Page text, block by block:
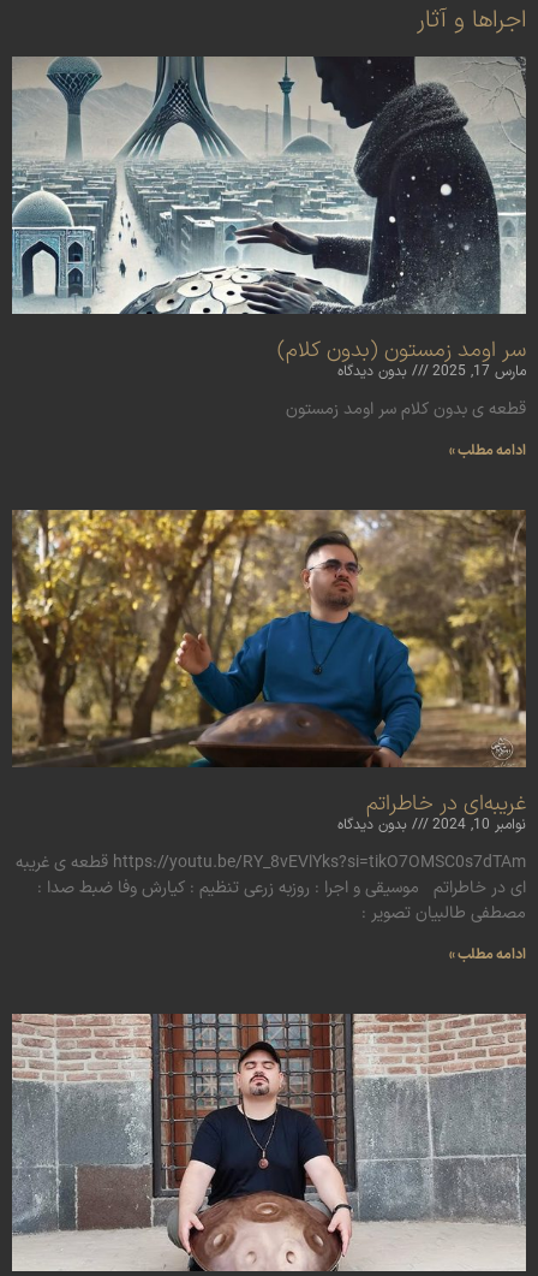
اجراها و آثار
سر اومد زمستون (بدون کلام)
مارس 17, 2025 بدون دیدگاه
قطعه ی بدون کلام سر اومد زمستون
ادامه مطلب »
غریبه‌ای در خاطراتم
نوامبر 10, 2024 بدون دیدگاه
https://youtu.be/RY_8vEVlYks?si=tikO7OMSC0s7dTAm قطعه ی غریبه
ای در خاطراتم موسیقی و اجرا : روزبه زرعی تنظیم : کیارش وفا ضبط صدا :
مصطفی طالبیان تصویر :
ادامه مطلب »